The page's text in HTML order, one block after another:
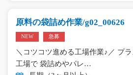
原料の袋詰め作業/g02_00626
NEW 急募
＼コツコツ進める工場作業♪／ プ
工場で 袋詰めやパレ…